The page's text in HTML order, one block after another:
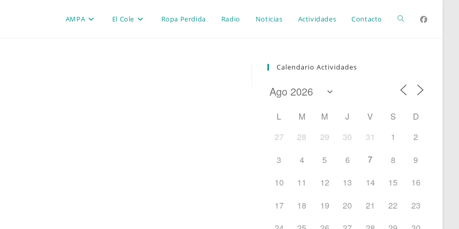
AMPA El Cole Ropa Perdida Radio Noticias Actividades Contacto Alternar
de
Calendario Actividades
L M M J V S
D
27
28 29 30 31 1
2
3
4 5 6 7 8
9
10
11 12 13 14 15
16
17
18 19 20 21 22
23